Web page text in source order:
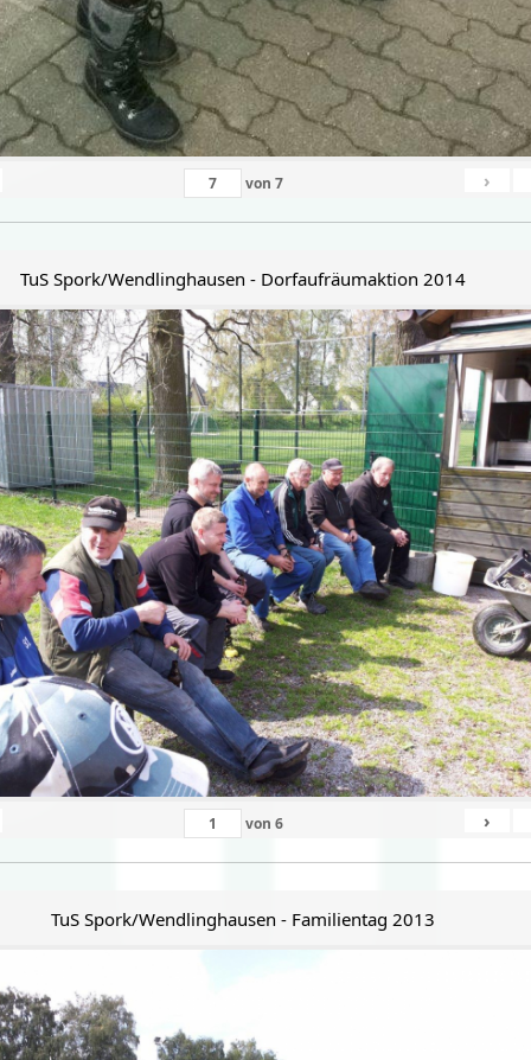
von 7 ›
TuS Spork/Wendlinghausen - Dorfaufräumaktion 2014
von 6 ›
TuS Spork/Wendlinghausen - Familientag 2013